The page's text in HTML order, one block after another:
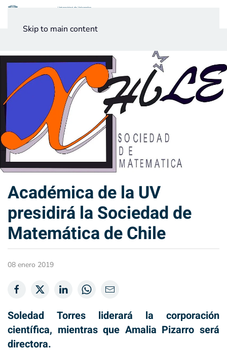
Skip to main content
Académica de la UV
presidirá la Sociedad de
Matemática de Chile
08 enero 2019
Soledad Torres liderará la corporación
científica, mientras que Amalia Pizarro será
directora.